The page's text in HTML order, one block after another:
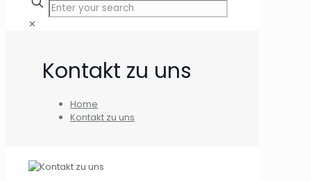
✕
Kontakt zu uns
Home
Kontakt zu uns